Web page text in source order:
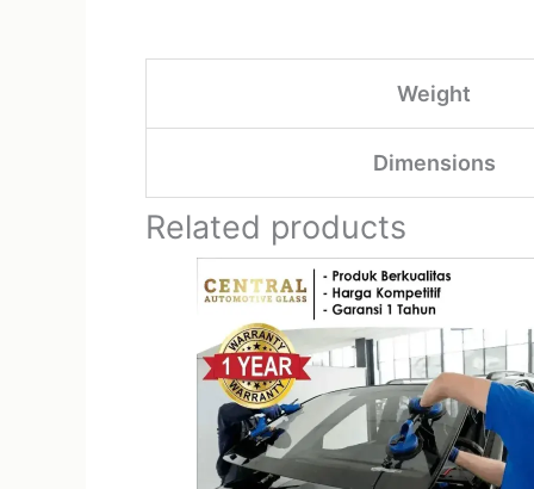
Weight
Dimensions
Related products